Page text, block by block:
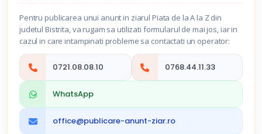
Pentru publicarea unui anunt in ziarul Piata de la A la Z din
judetul Bistrita, va rugam sa utilizati formularul de mai jos, iar in
cazul in care intampinati probleme sa contactati un operator:
0721.08.08.10 0768.44.11.33
WhatsApp
office@publicare-anunt-ziar.ro